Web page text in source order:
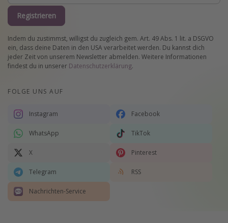
Registrieren
Indem du zustimmst, willigst du zugleich gem. Art. 49 Abs. 1 lit. a DSGVO
ein, dass deine Daten in den USA verarbeitet werden. Du kannst dich
jeder Zeit von unserem Newsletter abmelden. Weitere Informationen
findest du in unserer Datenschutzerklärung.
FOLGE UNS AUF
Instagram Facebook
WhatsApp TikTok
X Pinterest
Telegram RSS
Nachrichten-Service